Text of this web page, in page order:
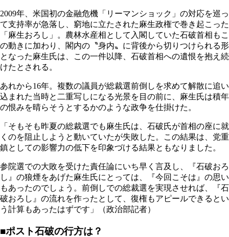
2009年、米国初の金融危機「リーマンショック」の対応を巡っ
て支持率が急落し、窮地に立たされた麻生政権で巻き起こった
「麻生おろし」。農林水産相として入閣していた石破首相もこ
の動きに加わり、閣内の〝身内〟に背後から切りつけられる形
となった麻生氏は、この一件以降、石破首相への遺恨を抱え続
けたとされる。
あれから16年。複数の議員が総裁選前倒しを求めて解散に追い
込まれた当時と二重写しになる光景を目の前に、麻生氏は積年
の恨みを晴らそうとするかのような政争を仕掛けた。
「そもそも昨夏の総裁選でも麻生氏は、石破氏が首相の座に就
くのを阻止しようと動いていたが失敗した。この結果は、党重
鎮としての影響力の低下を印象づける結果ともなりました。
参院選での大敗を受けた責任論にいち早く言及し、『石破おろ
し』の狼煙をあげた麻生氏にとっては、『今回こそは』の思い
もあったのでしょう。前倒しでの総裁選を実現させれば、『石
破おろし』の流れを作ったとして、復権もアピールできるとい
う計算もあったはずです」（政治部記者）
■ポスト石破の行方は？